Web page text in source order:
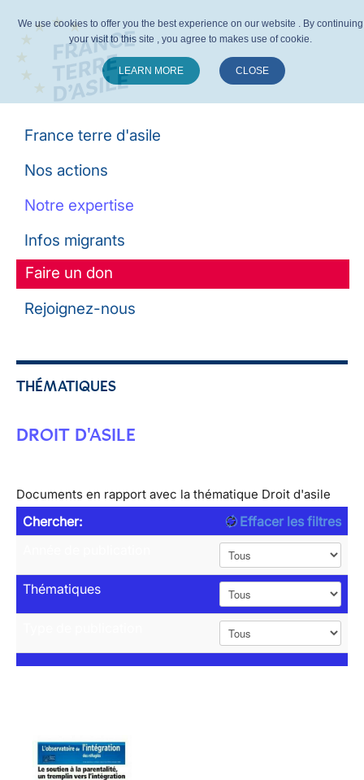
France terre d'asile
Nos actions
Notre expertise
Infos migrants
Faire un don
Rejoignez-nous
THÉMATIQUES
DROIT D'ASILE
Documents en rapport avec la thématique Droit d'asile
Chercher:
Effacer les filtres
Thématiques
We use cookies to offer you the best experience on our website . By continuing
your visit to this site , you agree to makes use of cookie.
LEARN MORE CLOSE